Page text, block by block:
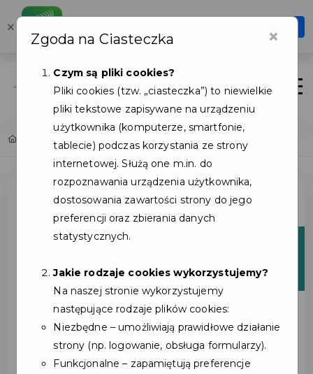
× Karta Mieszkańca
Szybciej, wygodniej, zawsze pod ręką
Zaloguj
×
Zgoda na Ciasteczka
Czym są pliki cookies?
Pliki cookies (tzw. „ciasteczka”) to niewielkie
pliki tekstowe zapisywane na urządzeniu
użytkownika (komputerze, smartfonie,
tablecie) podczas korzystania ze strony
internetowej. Służą one m.in. do
rozpoznawania urządzenia użytkownika,
dostosowania zawartości strony do jego
preferencji oraz zbierania danych
statystycznych.
Jakie rodzaje cookies wykorzystujemy?
Na naszej stronie wykorzystujemy
następujące rodzaje plików cookies:
Niezbędne – umożliwiają prawidłowe działanie
strony (np. logowanie, obsługa formularzy).
Funkcjonalne – zapamiętują preferencje